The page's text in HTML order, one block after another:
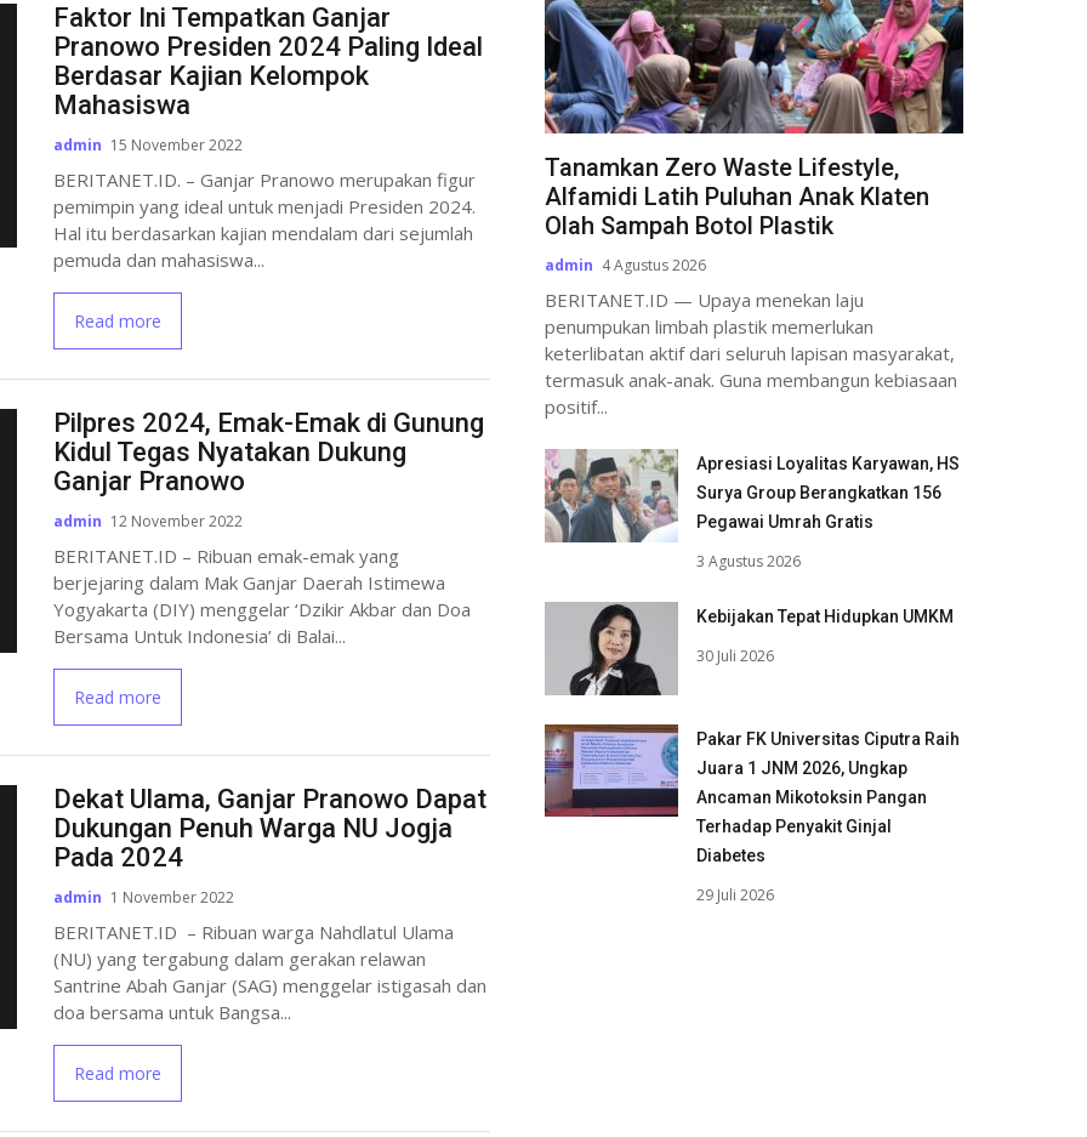
Faktor Ini Tempatkan Ganjar
Pranowo Presiden 2024 Paling Ideal
Berdasar Kajian Kelompok
Mahasiswa
admin 15 November 2022
BERITANET.ID. – Ganjar Pranowo merupakan figur
pemimpin yang ideal untuk menjadi Presiden 2024.
Hal itu berdasarkan kajian mendalam dari sejumlah
pemuda dan mahasiswa...
Read more
Pilpres 2024, Emak-Emak di Gunung
Kidul Tegas Nyatakan Dukung
Ganjar Pranowo
admin 12 November 2022
BERITANET.ID – Ribuan emak-emak yang
berjejaring dalam Mak Ganjar Daerah Istimewa
Yogyakarta (DIY) menggelar ‘Dzikir Akbar dan Doa
Bersama Untuk Indonesia’ di Balai...
Read more
Dekat Ulama, Ganjar Pranowo Dapat
Dukungan Penuh Warga NU Jogja
Pada 2024
admin 1 November 2022
BERITANET.ID – Ribuan warga Nahdlatul Ulama
(NU) yang tergabung dalam gerakan relawan
Santrine Abah Ganjar (SAG) menggelar istigasah dan
doa bersama untuk Bangsa...
Read more
Tanamkan Zero Waste Lifestyle,
Alfamidi Latih Puluhan Anak Klaten
Olah Sampah Botol Plastik
admin 4 Agustus 2026
BERITANET.ID — Upaya menekan laju
penumpukan limbah plastik memerlukan
keterlibatan aktif dari seluruh lapisan masyarakat,
termasuk anak-anak. Guna membangun kebiasaan
positif...
Apresiasi Loyalitas Karyawan, HS
Surya Group Berangkatkan 156
Pegawai Umrah Gratis
3 Agustus 2026
Kebijakan Tepat Hidupkan UMKM
30 Juli 2026
Pakar FK Universitas Ciputra Raih
Juara 1 JNM 2026, Ungkap
Ancaman Mikotoksin Pangan
Terhadap Penyakit Ginjal
Diabetes
29 Juli 2026